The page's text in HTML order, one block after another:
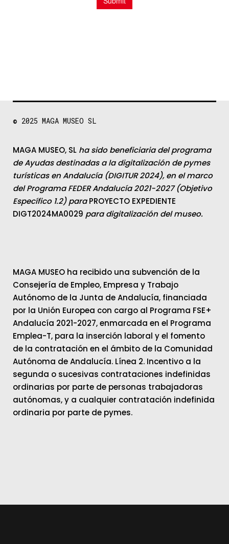
© 2025 MAGA MUSEO SL
MAGA MUSEO, SL ha sido beneficiaria del programa
de Ayudas destinadas a la digitalización de pymes
turísticas en Andalucía (DIGITUR 2024), en el marco
del Programa FEDER Andalucía 2021-2027 (Objetivo
Específico 1.2) paraPROYECTO EXPEDIENTE
DIGT2024MA0029 para digitalización del museo.
MAGA MUSEO ha recibido una subvención de la
Consejería de Empleo, Empresa y Trabajo
Autónomo de la Junta de Andalucía, financiada
por la Unión Europea con cargo al Programa FSE+
Andalucía 2021-2027, enmarcada en el Programa
Emplea-T, para la inserción laboral y el fomento
de la contratación en el ámbito de la Comunidad
Autónoma de Andalucía. Línea 2. Incentivo a la
segunda o sucesivas contrataciones indefinidas
ordinarias por parte de personas trabajadoras
autónomas, y a cualquier contratación indefinida
ordinaria por parte de pymes.